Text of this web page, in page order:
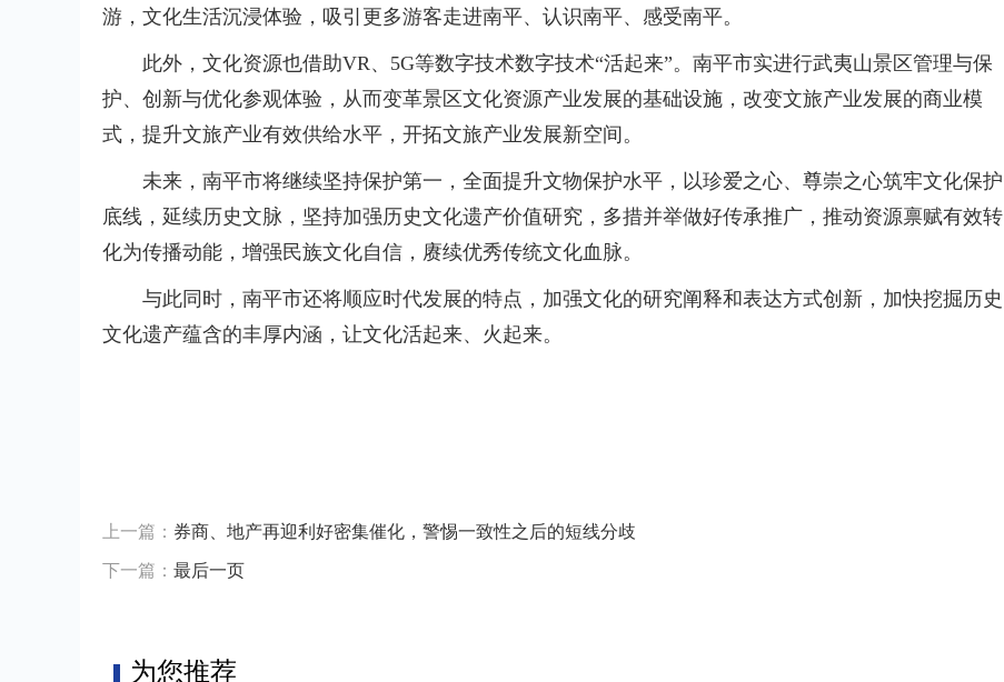
游，文化生活沉浸体验，吸引更多游客走进南平、认识南平、感受南平。
此外，文化资源也借助VR、5G等数字技术数字技术“活起来”。南平市实进行武夷山景区管理与保
护、创新与优化参观体验，从而变革景区文化资源产业发展的基础设施，改变文旅产业发展的商业模
式，提升文旅产业有效供给水平，开拓文旅产业发展新空间。
未来，南平市将继续坚持保护第一，全面提升文物保护水平，以珍爱之心、尊崇之心筑牢文化保护
底线，延续历史文脉，坚持加强历史文化遗产价值研究，多措并举做好传承推广，推动资源禀赋有效转
化为传播动能，增强民族文化自信，赓续优秀传统文化血脉。
与此同时，南平市还将顺应时代发展的特点，加强文化的研究阐释和表达方式创新，加快挖掘历史
文化遗产蕴含的丰厚内涵，让文化活起来、火起来。
上一篇： 券商、地产再迎利好密集催化，警惕一致性之后的短线分歧
下一篇： 最后一页
为您推荐